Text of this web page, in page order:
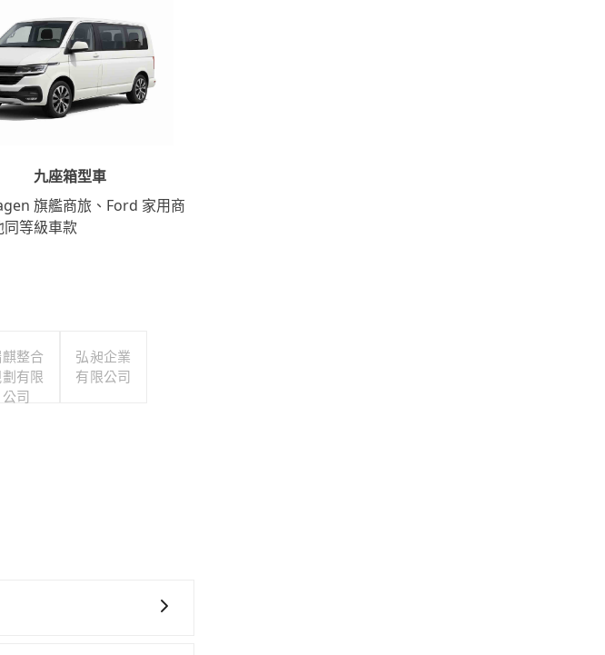
九座箱型車
旗艦商旅、Ford 家用商
等級車款
整合
有限
公司
弘昶企業
有限公司